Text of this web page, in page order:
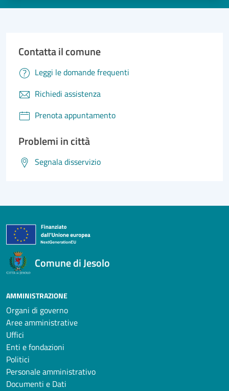
Contatta il comune
Leggi le domande frequenti
Richiedi assistenza
Prenota appuntamento
Problemi in città
Segnala disservizio
Comune di Jesolo
AMMINISTRAZIONE
Organi di governo
Aree amministrative
Uffici
Enti e fondazioni
Politici
Personale amministrativo
Documenti e Dati